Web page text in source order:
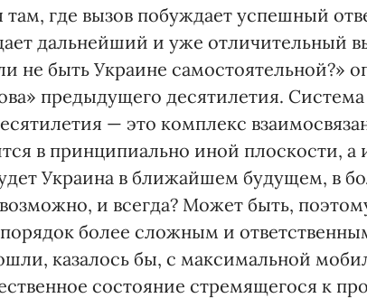
там, где вызов побуждает успешный
дальнейший и уже отличительный
не быть Украине самостоятельной?»
предыдущего десятилетия.
— это комплекс
в принципиально иной плоскости, а
Украина в ближайшем будущем, в
и всегда? Может быть,
более сложным и
казалось бы, с максимальной
состояние стремящегося к